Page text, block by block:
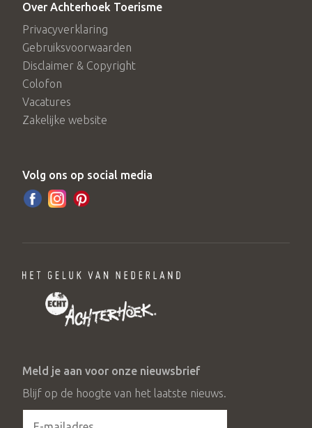
Over Achterhoek Toerisme
Privacyverklaring
Gebruiksvoorwaarden
Disclaimer & Copyright
Colofon
Vacatures
Zakelijke website
Volg ons op social media
Meld je aan voor onze nieuwsbrief
Blijf op de hoogte van het laatste nieuws.